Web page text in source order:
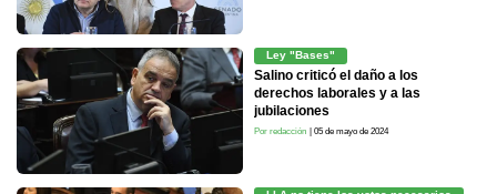
Ley "Bases"
Salino criticó el daño a los
derechos laborales y a las
jubilaciones
Por redacción | 05 de mayo de 2024